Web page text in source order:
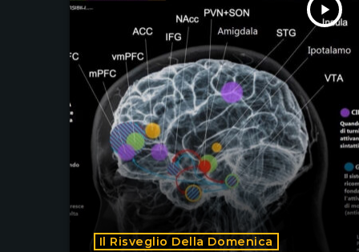
play_arrow
Il Risveglio Della Domenica